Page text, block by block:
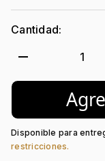
Marca:
Género:
Forma de caja:
Movimiento:
Color del
Color del Pulso:
Estilo de
Material del
Tipo de cierre:
Cantidad:
remove 1
Disponible para
restricciones.